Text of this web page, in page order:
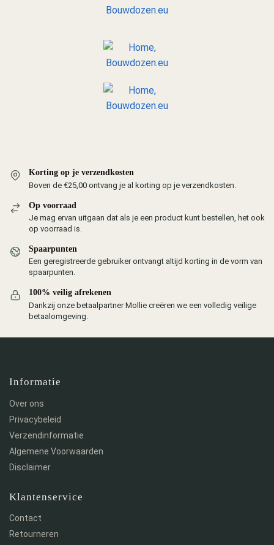
Korting op je verzendkosten
Boven de €25,00 ontvang je al korting op je verzendkosten.
Op voorraad
Je mag ervan uitgaan dat als je een product kunt bestellen, het ook
op voorraad is.
Spaarpunten
Een geregistreerde gebruiker ontvangt altijd korting in de vorm van
spaarpunten.
100% veilig afrekenen
Dankzij onze betaalpartner Mollie creëren we een volledig veilige
betaalomgeving.
Informatie
Over ons
Privacybeleid
Verzendinformatie
Algemene Voorwaarden
Disclaimer
Klantenservice
Contact
Retourneren